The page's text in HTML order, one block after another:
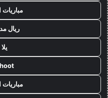
مباريات
ريال
مباريات